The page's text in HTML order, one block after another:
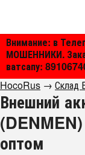
Внимание: в
МОШЕННИКИ.
ватсапу:
HocoRus → Склад
Внешний
оптом